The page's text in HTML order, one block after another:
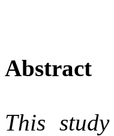
Abstract
This